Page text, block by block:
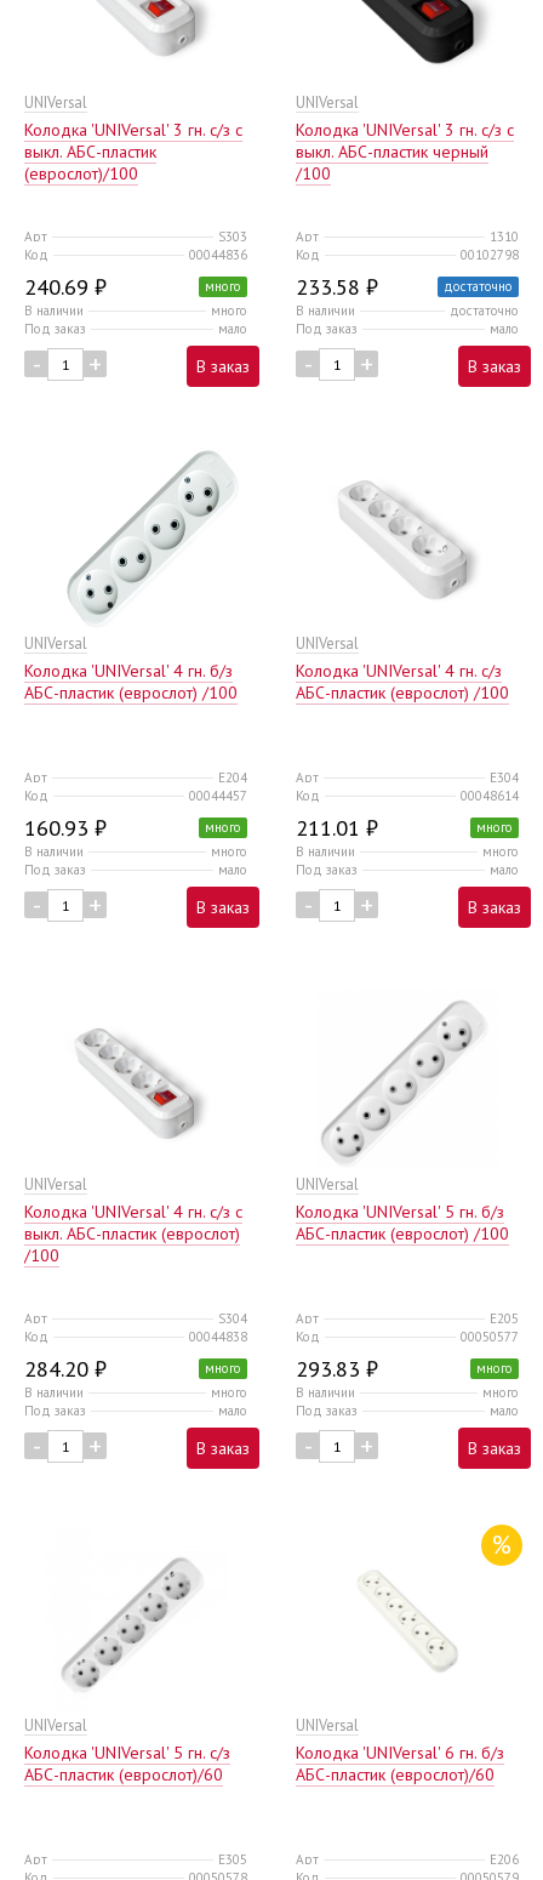
UNIVersal
Колодка 'UNIVersal' 3 гн. с/з с
выкл. AБС-пластик
(еврослот)/100
Арт
S303
Код
00044836
240.69 ₽
много
В наличии
много
Под заказ
мало
- + В заказ
UNIVersal
Колодка 'UNIVersal' 3 гн. с/з с
выкл. AБС-пластик черный
/100
Арт
1310
Код
00102798
233.58 ₽
достаточно
В наличии
достаточно
Под заказ
мало
- + В заказ
UNIVersal
Колодка 'UNIVersal' 4 гн. б/з
AБС-пластик (еврослот) /100
Арт
E204
Код
00044457
160.93 ₽
много
В наличии
много
Под заказ
мало
- + В заказ
UNIVersal
Колодка 'UNIVersal' 4 гн. с/з
AБС-пластик (еврослот) /100
Арт
E304
Код
00048614
211.01 ₽
много
В наличии
много
Под заказ
мало
- + В заказ
UNIVersal
Колодка 'UNIVersal' 4 гн. с/з с
выкл. AБС-пластик (еврослот)
/100
Арт
S304
Код
00044838
284.20 ₽
много
В наличии
много
Под заказ
мало
- + В заказ
UNIVersal
Колодка 'UNIVersal' 5 гн. б/з
AБС-пластик (еврослот) /100
Арт
E205
Код
00050577
293.83 ₽
много
В наличии
много
Под заказ
мало
- + В заказ
UNIVersal
Колодка 'UNIVersal' 5 гн. с/з
AБС-пластик (еврослот)/60
Арт
E305
%
UNIVersal
Колодка 'UNIVersal' 6 гн. б/з
AБС-пластик (еврослот)/60
Арт
E206